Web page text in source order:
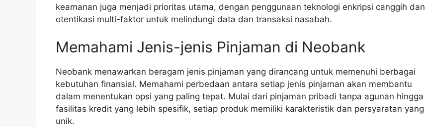
keamanan juga menjadi prioritas utama, dengan penggunaan teknologi enkripsi canggih dan
otentikasi multi-faktor untuk melindungi data dan transaksi nasabah.
Memahami Jenis-jenis Pinjaman di Neobank
Neobank menawarkan beragam jenis pinjaman yang dirancang untuk memenuhi berbagai
kebutuhan finansial. Memahami perbedaan antara setiap jenis pinjaman akan membantu
dalam menentukan opsi yang paling tepat. Mulai dari pinjaman pribadi tanpa agunan hingga
fasilitas kredit yang lebih spesifik, setiap produk memiliki karakteristik dan persyaratan yang
unik.